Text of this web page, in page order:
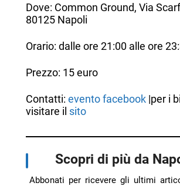
Dove: Common Ground, Via
80125 Napoli
Orario: dalle ore 21:00 alle ore
Prezzo: 15 euro
Contatti: evento facebook|per i
visitare il sito
Scopri di più da
Abbonati per ricevere gli ultimi